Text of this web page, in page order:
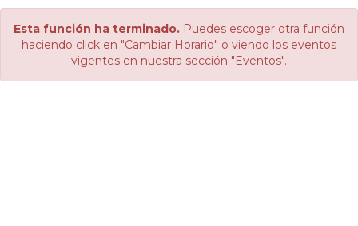
Esta función ha terminado. Puedes escoger otra función
haciendo click en "Cambiar Horario" o viendo los eventos
vigentes en nuestra sección "Eventos".